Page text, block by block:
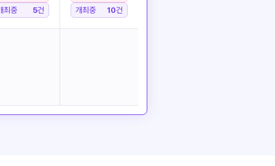
최중
5건
개최중
10건